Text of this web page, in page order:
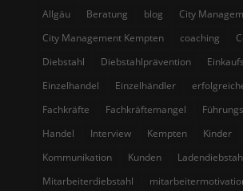
Allgäu Beratung blog
City
City Management Kempten
coaching
Diebstahl
Diebstahlprävention
Einzelhandel
Einzelhändler
Fachkräfte
Fachkräftemangel
Handel
Interview Kempten
Kinder
Kommunikation
Kunden
Mitarbeiterdiebstahl